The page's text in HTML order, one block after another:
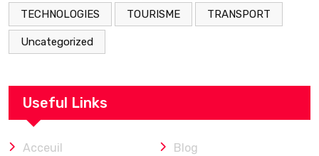
TECHNOLOGIES TOURISME TRANSPORT
Uncategorized
Useful Links
Acceuil Blog